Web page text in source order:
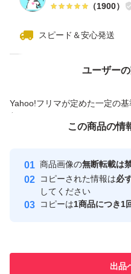
（1900）
スピード＆安心発送
ユーザー
Yahoo!フリマが定めた一定の
付与しています
安心取引出品者
取引実績
価格の相談
この商品の情
商品画像の無断転載は
コピーされた情報は必
してください
コピーは1商品につき1
出品
この商品をみている人にオ